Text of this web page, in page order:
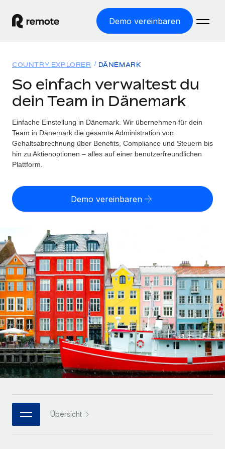
Demo vereinbaren
WELTWEITE BESCHÄFTIGUNG
Globale Payroll
Einfache, rechtssicher Payroll
Employer of Record
Weltweites Wachstum ohne Kosten für Niederlassungen
Contractor of Record
Rechtssichere, weltweite Arbeit mit Freelancer:innen
Globales Onboarding und Verwalten von
Freelancer:innen
PEO
Auslagern von komplexen HR-Aufgaben
INFRASTRUKTUR
Remote Embedded
Nahtlose Integration der HR in bestehende Abläufe
Plattform
Integrierte HR-Kernfunktionen für dein Team
MCP
Integrationen
Lösungen
WELTWEITE ABDECKUNG
Country Explorer
Länderspezifische Unterstützung bei der Einstellung
Einfache Einstellung in allen US-Bundesstaaten
WACHSTUMSPHASE
Startups
Agile HR- und Payroll-Lösungen für wachsende
Unternehmen
Mittelstand
Maßgeschneiderte HR-Lösungen, um Teams zu
vergrößern
Enterprise
Globale HR für Konzerne und Großunternehmen
PARTNER WERDEN
Flexible Einbettung von Global-HR-Funktionen in deine
Ressourcen
TOOLS UND RECHNER
Scheinselbstständigkeitsrisiko berechnen
Personalkostenrechner
Gesamtbeschäftigungskosten
Honorarzahlungen berechnen
Informationen zu möglichen Währungen und
Abwicklungsfristen für globale Freelancer:innen
LERNEN MIT REMOTE
Forschung und Leitfäden
Fallstudien
HR-Glossar
Bibliothek für Stellenbeschreibungen
Webinare
Preise
Nederlands
Français
Deutsch
Español
Italiano
Português (Portugal)
한국어
Anmelden
COUNTRY EXPLORER DÄNEMARK
So einfach verwaltest du
dein Team in Dänemark
Einfache Einstellung in Dänemark. Wir übernehmen für dein
Team in Dänemark die gesamte Administration von
Gehaltsabrechnung über Benefits, Compliance und Steuern bis
hin zu Aktienoptionen – alles auf einer benutzerfreundlichen
Plattform.
Demo vereinbaren
Übersicht